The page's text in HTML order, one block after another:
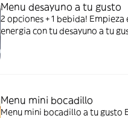
Menu desayuno a tu gusto
2 opciones + 1 bebida! Empieza
energia con tu desayuno a tu
Menu mini bocadillo
Menu mini bocadillo a tu gusto Escoge tu